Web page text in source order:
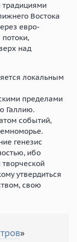
традициями
Востока
евро-
над
локальным
пределами
Галлию.
событий,
генезис
ибо
утвердиться
свою
»